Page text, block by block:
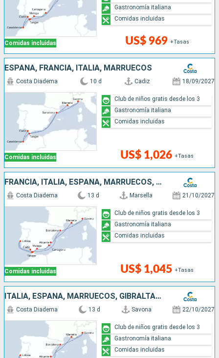
Comidas incluidas US$ 969 +Tasas
Gastronomía italiana
Comidas incluidas
ESPAÑA, FRANCIA, ITALIA, MARRUECOS
Comidas incluidas
Costa Diadema 10 d Cadiz 18/09/2027
US$ 1,026 +Tasas
Club de niños gratis desde los 3
Gastronomía italiana
Comidas incluidas
FRANCIA, ITALIA, ESPAÑA, MARRUECOS, GIBRALTAR, PORTUGAL
Comidas incluidas
Costa Diadema 13 d Marsella 21/10/2027
US$ 1,045 +Tasas
Club de niños gratis desde los 3
Gastronomía italiana
Comidas incluidas
ITALIA, ESPAÑA, MARRUECOS, GIBRALTAR, PORTUGAL, FRANCIA
Costa Diadema 13 d Savona 22/10/2027
Club de niños gratis desde los 3
Gastronomía italiana
Comidas incluidas